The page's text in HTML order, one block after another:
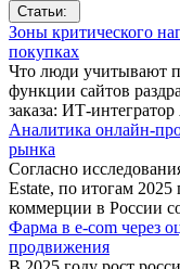
Статьи:
Зоны критического
покупках
Что люди учитывают
функции сайтов
заказа: ИТ-
Аналитика онлайн-
рынка
Согласно
Estate, по итогам
коммерции в России
Фарма в e-com через
продвижения